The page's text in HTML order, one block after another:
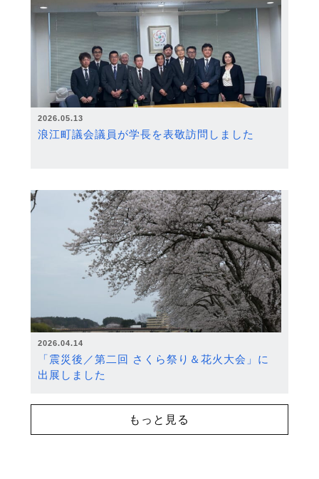
2026.05.13
浪江町議会議員が学長を表敬訪問しました
2026.04.14
「震災後／第二回 さくら祭り＆花火大会」に
出展しました
もっと見る